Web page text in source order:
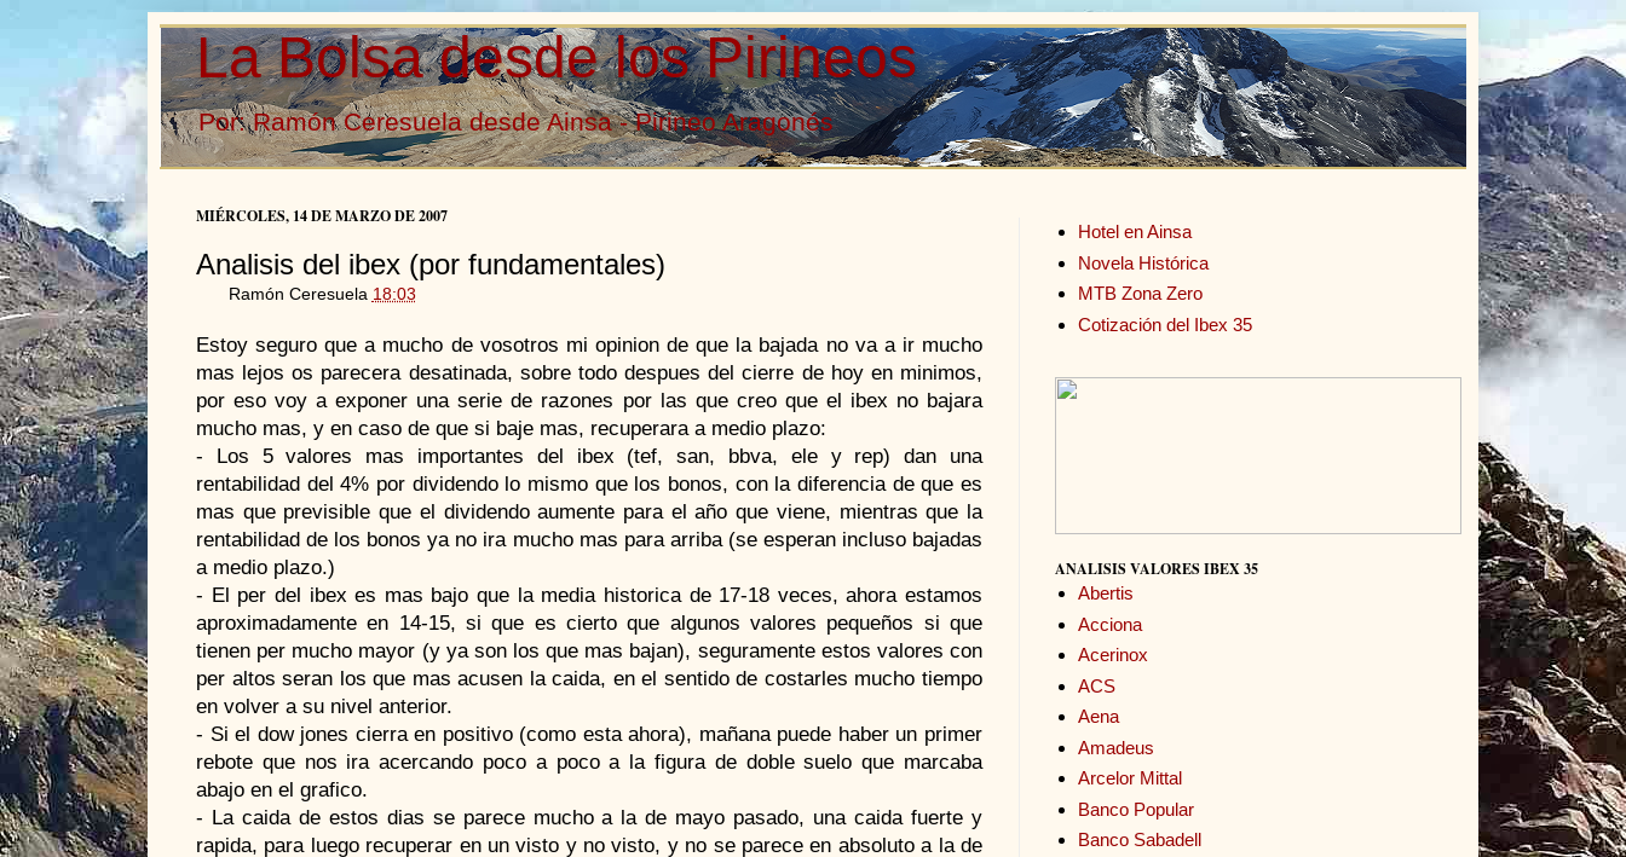
La Bolsa desde los Pirineos
Por: Ramón Ceresuela desde Ainsa - Pirineo Aragonés
MIÉRCOLES, 14 DE MARZO DE 2007
Analisis del ibex (por fundamentales)
Ramón Ceresuela 18:03
Estoy seguro que a mucho de vosotros mi opinion de que la bajada no va a ir mucho
mas lejos os parecera desatinada, sobre todo despues del cierre de hoy en minimos,
por eso voy a exponer una serie de razones por las que creo que el ibex no bajara
mucho mas, y en caso de que si baje mas, recuperara a medio plazo:
- Los 5 valores mas importantes del ibex (tef, san, bbva, ele y rep) dan una
rentabilidad del 4% por dividendo lo mismo que los bonos, con la diferencia de que es
mas que previsible que el dividendo aumente para el año que viene, mientras que la
rentabilidad de los bonos ya no ira mucho mas para arriba (se esperan incluso bajadas
a medio plazo.)
- El per del ibex es mas bajo que la media historica de 17-18 veces, ahora estamos
aproximadamente en 14-15, si que es cierto que algunos valores pequeños si que
tienen per mucho mayor (y ya son los que mas bajan), seguramente estos valores con
per altos seran los que mas acusen la caida, en el sentido de costarles mucho tiempo
en volver a su nivel anterior.
- Si el dow jones cierra en positivo (como esta ahora), mañana puede haber un primer
rebote que nos ira acercando poco a poco a la figura de doble suelo que marcaba
abajo en el grafico.
- La caida de estos dias se parece mucho a la de mayo pasado, una caida fuerte y
rapida, para luego recuperar en un visto y no visto, y no se parece en absoluto a la de
Hotel en Ainsa
Novela Histórica
MTB Zona Zero
Cotización del Ibex 35
ANALISIS VALORES IBEX 35
Abertis
Acciona
Acerinox
ACS
Aena
Amadeus
Arcelor Mittal
Banco Popular
Banco Sabadell